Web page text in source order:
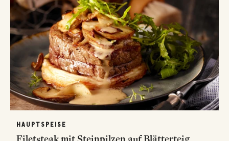
HAUPTSPEISE